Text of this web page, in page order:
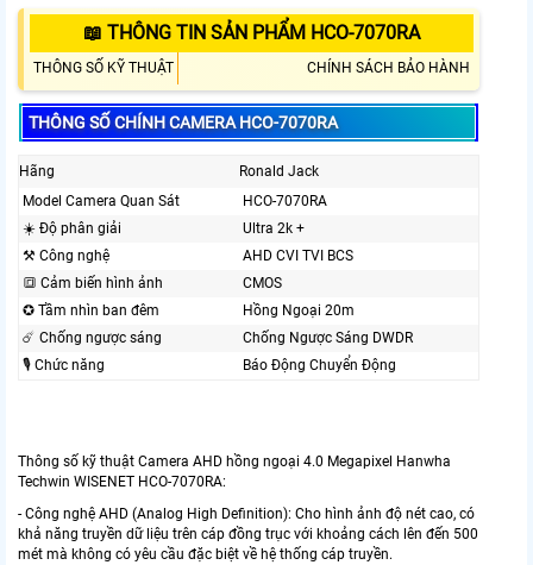
📖 THÔNG TIN SẢN PHẨM HCO-7070RA
THÔNG SỐ KỸ THUẬT CHÍNH SÁCH BẢO HÀNH
THÔNG SỐ CHÍNH CAMERA HCO-7070RA
Hãng
Ronald Jack
Model Camera Quan Sát
HCO-7070RA
☀️ Độ phân giải
Ultra 2k +
⚒ Công nghệ
AHD CVI TVI BCS
🔳 Cảm biến hình ảnh
CMOS
✪ Tầm nhìn ban đêm
Hồng Ngoại 20m
☄️ Chống ngược sáng
Chống Ngược Sáng DWDR
🎙 Chức năng
Báo Động Chuyển Động
Thông số kỹ thuật Camera AHD hồng ngoại 4.0 Megapixel Hanwha
Techwin WISENET HCO-7070RA:
- Công nghệ AHD (Analog High Definition): Cho hình ảnh độ nét cao, có
khả năng truyền dữ liệu trên cáp đồng trục với khoảng cách lên đến 500
mét mà không có yêu cầu đặc biệt về hệ thống cáp truyền.